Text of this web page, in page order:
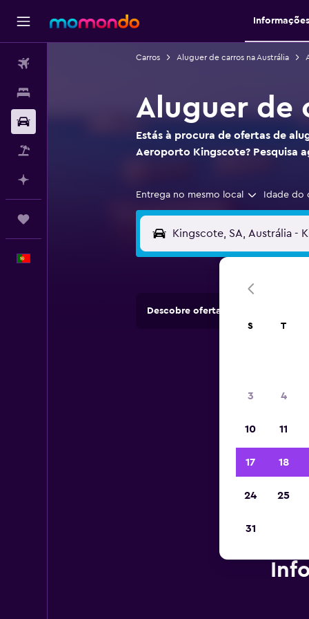
Informações
Carros Aluguer de carros na Austrália
Aluguer de
Estás à procura de ofertas de
Aeroporto Kingscote? Pesquisa
Entrega no mesmo local Idade do
Descobre ofertas de rent-a-cars
S T
3 4
10 11
17 18
24 25
31